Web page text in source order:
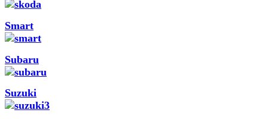
Smart
Subaru
Suzuki